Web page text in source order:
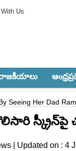
Us
Seeing Her Dad
| Updated on : 4